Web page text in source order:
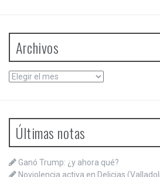
Archivos
Archivos
Últimas notas
Ganó Trump: ¿y ahora qué?
Noviolencia activa en Delicias